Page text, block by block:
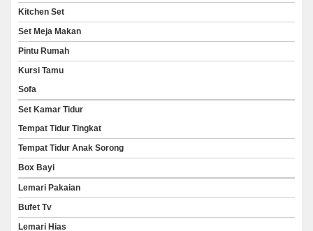
Kitchen Set
Set Meja Makan
Pintu Rumah
Kursi Tamu
Sofa
Set Kamar Tidur
Tempat Tidur Tingkat
Tempat Tidur Anak Sorong
Box Bayi
Lemari Pakaian
Bufet Tv
Lemari Hias